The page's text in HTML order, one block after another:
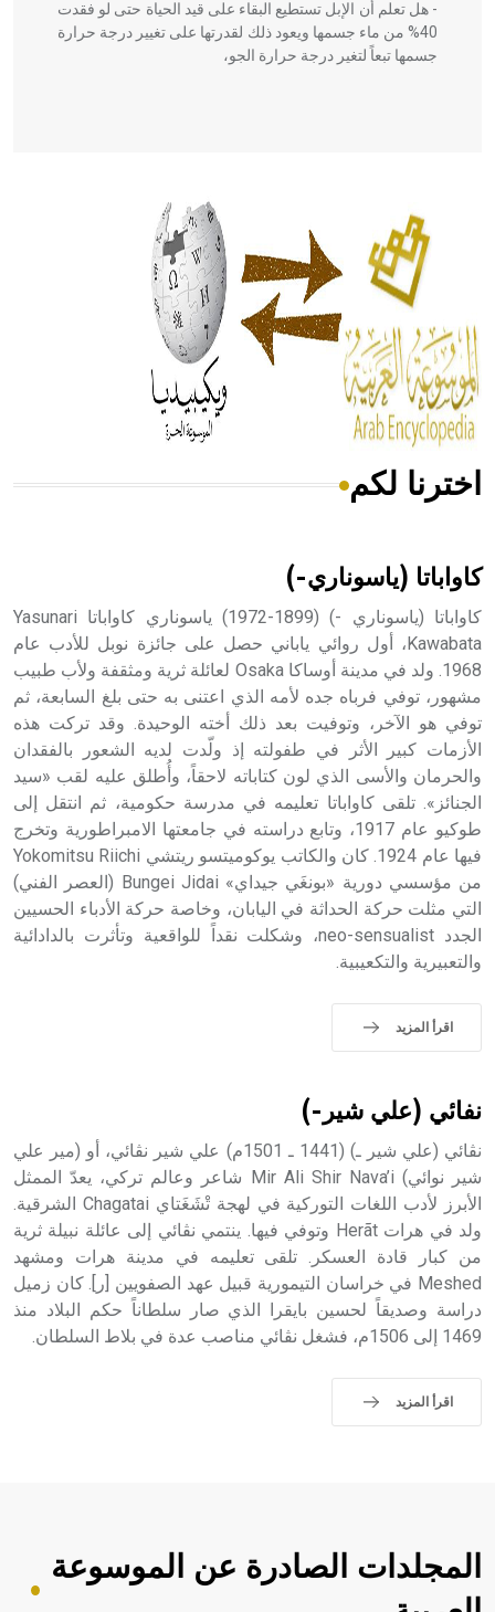
- هل تعلم أن الإبل تستطيع البقاء على قيد الحياة حتى لو فقدت
40% من ماء جسمها ويعود ذلك لقدرتها على تغيير درجة حرارة
جسمها تبعاً لتغير درجة حرارة الجو،
الحكم، الأدلة، تنظيم التغذية، ورسالته في جروح الرأس. ويعود
له الفضل بأنه حرر الطب من الدين والفلسفة.
- هل تعلم أن المرجان إفراز حيواني يتكون في البحر ويتركب
من مادة كربونات الكلسيوم، وهو أحمر أو شديد الحمرة وهو
أجود أنواعه، ويمتاز بكبر الحجم ويسمى الش
هل تعلم أن الأبسيد كلمة فرنسية اللفظ تم اعتمادها مصطلحاً
- هل تعلم أن أبجر Abgar اسم معروف جيداً يعود إلى عدد من
الملوك الذين حكموا مدينة إديسا (الرها) من أبجر الأول وحتى
التاسع، وهم ينتسبون إلى أسرة أوسروين
- هل تعلم أن الأبجدية الكنعانية تتألف من /22/ علامة كتابية
sign تكتب منفصلة غير متصلة، وتعتمد المبدأ الأكوروفوني،
حيث تقتصر القيمة الصوتية للعلامة الك
اخترنا لكم
كاواباتا (ياسوناري-)
كاواباتا (ياسوناري -) (1899-1972) ياسوناري كاواباتا Yasunari
Kawabata، أول روائي ياباني حصل على جائزة نوبل للأدب عام
1968. ولد في مدينة أوساكا Osaka لعائلة ثرية ومثقفة ولأب طبيب
مشهور، توفي فرباه جده لأمه الذي اعتنى به حتى بلغ السابعة، ثم
توفي هو الآخر، وتوفيت بعد ذلك أخته الوحيدة. وقد تركت هذه
الأزمات كبير الأثر في طفولته إذ ولّدت لديه الشعور بالفقدان
والحرمان والأسى الذي لون كتاباته لاحقاً، وأُطلق عليه لقب «سيد
الجنائز». تلقى كاواباتا تعليمه في مدرسة حكومية، ثم انتقل إلى
طوكيو عام 1917، وتابع دراسته في جامعتها الامبراطورية وتخرج
فيها عام 1924. كان والكاتب يوكوميتسو ريتشي Yokomitsu Riichi
من مؤسسي دورية «بونغَي جيداي» Bungei Jidai (العصر الفني)
التي مثلت حركة الحداثة في اليابان، وخاصة حركة الأدباء الحسيين
الجدد neo-sensualist، وشكلت نقداً للواقعية وتأثرت بالدادائية
والتعبيرية والتكعيبية.
اقرأ المزيد
نفائي (علي شير-)
نڤائي (علي شير ـ) (1441 ـ 1501م) علي شير نڤائي، أو (مير علي
شير نوائي) Mir Ali Shir Nava’i شاعر وعالم تركي، يعدّ الممثل
الأبرز لأدب اللغات التوركية في لهجة تْشَغَتاي Chagatai الشرقية.
ولد في هرات Herãt وتوفي فيها. ينتمي نڤائي إلى عائلة نبيلة ثرية
من كبار قادة العسكر. تلقى تعليمه في مدينة هرات ومشهد
Meshed في خراسان التيمورية قبيل عهد الصفويين [ر]. كان زميل
دراسة وصديقاً لحسين بايقرا الذي صار سلطاناً حكم البلاد منذ
1469 إلى 1506م، فشغل نڤائي مناصب عدة في بلاط السلطان.
اقرأ المزيد
المجلدات الصادرة عن الموسوعة